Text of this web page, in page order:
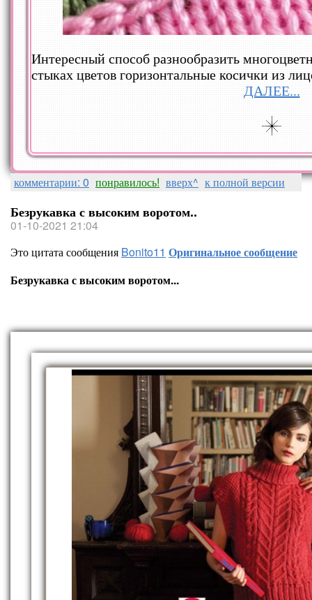
Интересный способ разнообразить
стыках цветов горизонтальные косички из
ДАЛЕЕ...
комментарии: 0 понравилось! вверх^ к полной версии
Безрукавка с высоким воротом..
01-10-2021 21:04
Это цитата сообщения Bonito11 Оригинальное сообщение
Безрукавка с высоким воротом...